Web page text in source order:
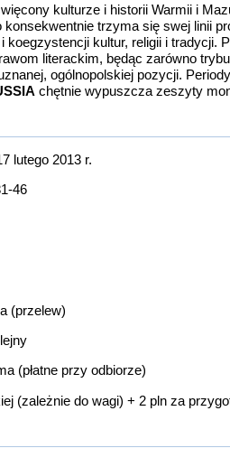
kulturze i historii Warmii i
trzyma się swej linii
koegzystencji kultur, religii i
literackim, będąc zarówno
ogólnopolskiej pozycji.
chętnie wypuszcza zeszyty
lutego 2013 r.
46
(przelew)
(płatne przy odbiorze)
(zależnie do wagi) + 2 pln za